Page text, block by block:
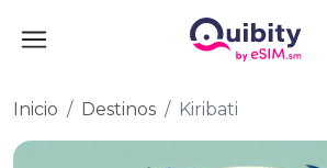
Inicio Destinos Kiribati